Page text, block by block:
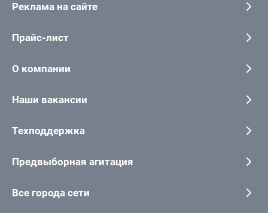
Реклама на сайте
Прайс-лист
О компании
Наши вакансии
Техподдержка
Предвыборная агитация
Все города сети